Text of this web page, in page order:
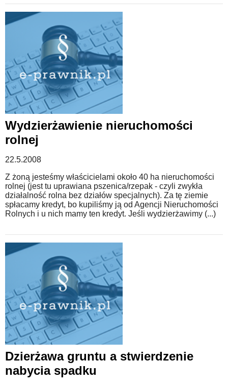
Wydzierżawienie nieruchomości
rolnej
22.5.2008
Z żoną jesteśmy właścicielami około 40 ha nieruchomości
rolnej (jest tu uprawiana pszenica/rzepak - czyli zwykła
działalność rolna bez działów specjalnych). Za tę ziemie
spłacamy kredyt, bo kupiliśmy ją od Agencji Nieruchomości
Rolnych i u nich mamy ten kredyt. Jeśli wydzierżawimy (...)
Dzierżawa gruntu a stwierdzenie
nabycia spadku